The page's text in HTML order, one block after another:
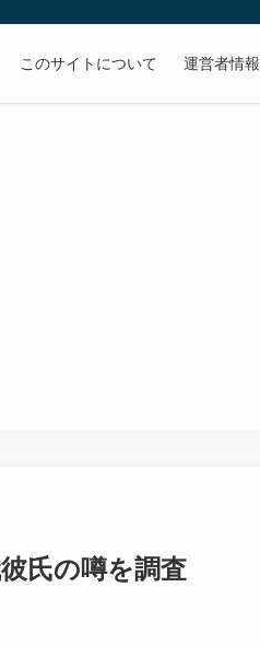
このサイトについて 運営者情報
氏の噂を調査